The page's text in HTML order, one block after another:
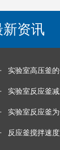
新资讯
· 实验室高压釜
· 实验室反应釜
· 实验室反应釜
· 反应釜搅拌速度